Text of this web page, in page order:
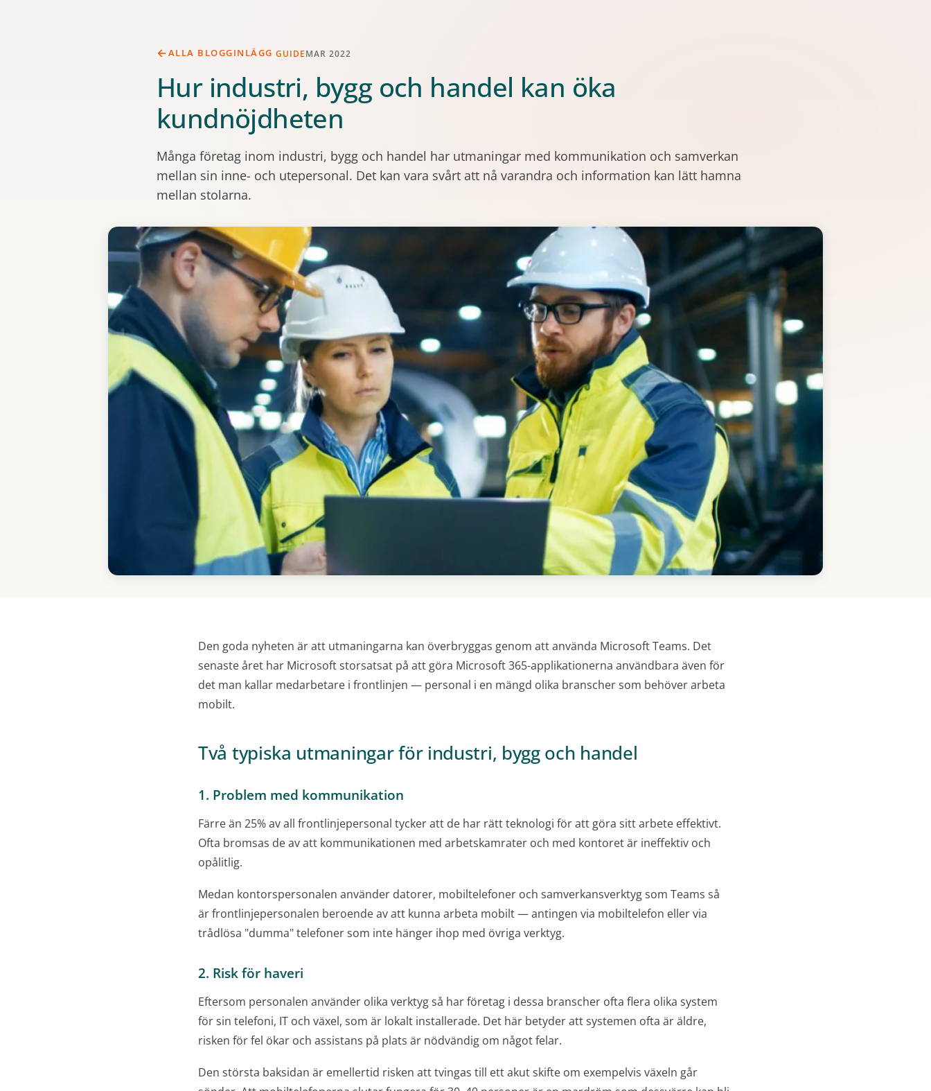
ALLA BLOGGINLÄGG GUIDEMAR 2022
Hur industri, bygg och handel kan öka
kundnöjdheten
Många företag inom industri, bygg och handel har utmaningar med kommunikation och samverkan
mellan sin inne- och utepersonal. Det kan vara svårt att nå varandra och information kan lätt hamna
mellan stolarna.
Den goda nyheten är att utmaningarna kan överbryggas genom att använda Microsoft Teams. Det
senaste året har Microsoft storsatsat på att göra Microsoft 365-applikationerna användbara även för
det man kallar medarbetare i frontlinjen — personal i en mängd olika branscher som behöver arbeta
mobilt.
Två typiska utmaningar för industri, bygg och handel
1. Problem med kommunikation
Färre än 25% av all frontlinjepersonal tycker att de har rätt teknologi för att göra sitt arbete effektivt.
Ofta bromsas de av att kommunikationen med arbetskamrater och med kontoret är ineffektiv och
opålitlig.
Medan kontorspersonalen använder datorer, mobiltelefoner och samverkansverktyg som Teams så
är frontlinjepersonalen beroende av att kunna arbeta mobilt — antingen via mobiltelefon eller via
trådlösa "dumma" telefoner som inte hänger ihop med övriga verktyg.
2. Risk för haveri
Eftersom personalen använder olika verktyg så har företag i dessa branscher ofta flera olika system
för sin telefoni, IT och växel, som är lokalt installerade. Det här betyder att systemen ofta är äldre,
risken för fel ökar och assistans på plats är nödvändig om något felar.
Den största baksidan är emellertid risken att tvingas till ett akut skifte om exempelvis växeln går